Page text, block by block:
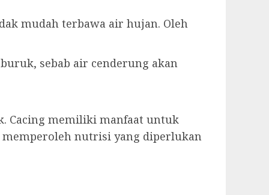
mudah terbawa air hujan. Oleh
sebab air cenderung akan
Cacing memiliki manfaat untuk
memperoleh nutrisi yang diperlukan